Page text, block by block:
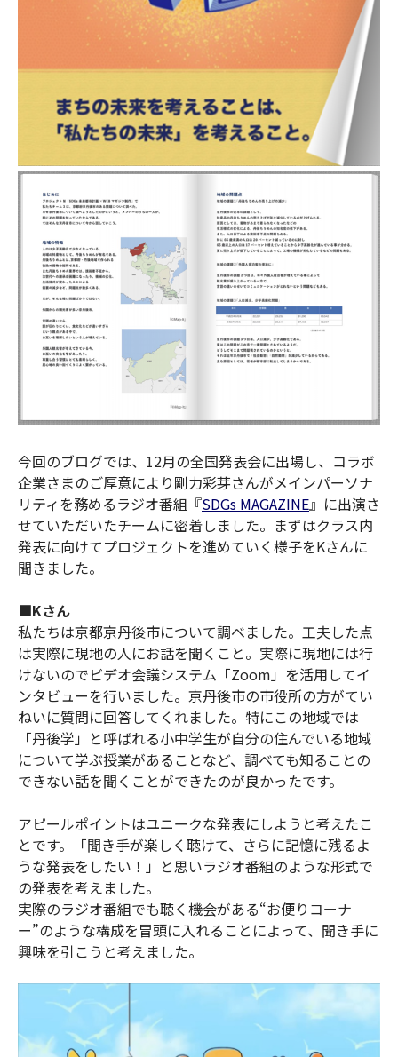
今回のブログでは、12月の全国発表会に出場し、コラボ
企業さまのご厚意により剛力彩芽さんがメインパーソナ
リティを務めるラジオ番組『SDGs MAGAZINE』に出演さ
せていただいたチームに密着しました。まずはクラス内
発表に向けてプロジェクトを進めていく様子をKさんに
聞きました。
■Kさん
私たちは京都京丹後市について調べました。工夫した点
は実際に現地の人にお話を聞くこと。実際に現地には行
けないのでビデオ会議システム「Zoom」を活用してイ
ンタビューを行いました。京丹後市の市役所の方がてい
ねいに質問に回答してくれました。特にこの地域では
「丹後学」と呼ばれる小中学生が自分の住んでいる地域
について学ぶ授業があることなど、調べても知ることの
できない話を聞くことができたのが良かったです。
アピールポイントはユニークな発表にしようと考えたこ
とです。「聞き手が楽しく聴けて、さらに記憶に残るよ
うな発表をしたい！」と思いラジオ番組のような形式で
の発表を考えました。
実際のラジオ番組でも聴く機会がある“お便りコーナ
ー”のような構成を冒頭に入れることによって、聞き手に
興味を引こうと考えました。